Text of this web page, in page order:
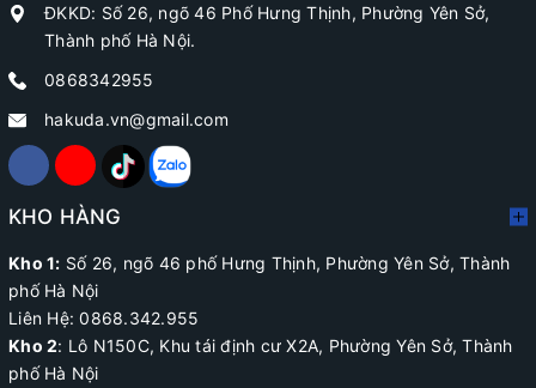
ĐKKD: Số 26, ngõ 46 Phố Hưng Thịnh, Phường Yên Sở,
Thành phố Hà Nội.
0868342955
hakuda.vn@gmail.com
KHO HÀNG
Kho 1: Số 26, ngõ 46 phố Hưng Thịnh, Phường Yên Sở, Thành
phố Hà Nội
Liên Hệ: 0868.342.955
Kho 2: Lô N150C, Khu tái định cư X2A, Phường Yên Sở, Thành
phố Hà Nội